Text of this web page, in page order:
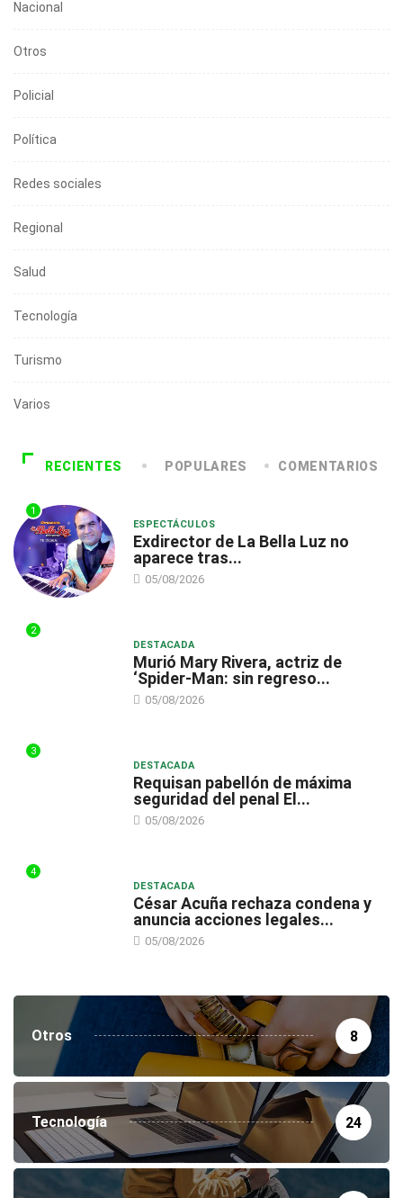
Nacional
Otros
Policial
Política
Redes sociales
Regional
Salud
Tecnología
Turismo
Varios
RECIENTES POPULARES COMENTARIOS
1
ESPECTÁCULOS
Exdirector de La Bella Luz no
aparece tras...
05/08/2026
2
DESTACADA
Murió Mary Rivera, actriz de
‘Spider-Man: sin regreso...
05/08/2026
3
DESTACADA
Requisan pabellón de máxima
seguridad del penal El...
05/08/2026
4
DESTACADA
César Acuña rechaza condena y
anuncia acciones legales...
05/08/2026
Otros 8
Tecnología 24